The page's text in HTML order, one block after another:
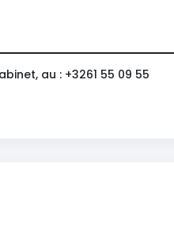
au : +3261 55 09 55